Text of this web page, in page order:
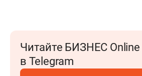
Читайте БИЗНЕС Online
в Telegram